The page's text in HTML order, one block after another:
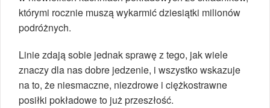
którymi rocznie muszą wykarmić dziesiątki milionów
podróżnych.
Linie zdają sobie jednak sprawę z tego, jak wiele
znaczy dla nas dobre jedzenie, i wszystko wskazuje
na to, że niesmaczne, niezdrowe i ciężkostrawne
posiłki pokładowe to już przeszłość.